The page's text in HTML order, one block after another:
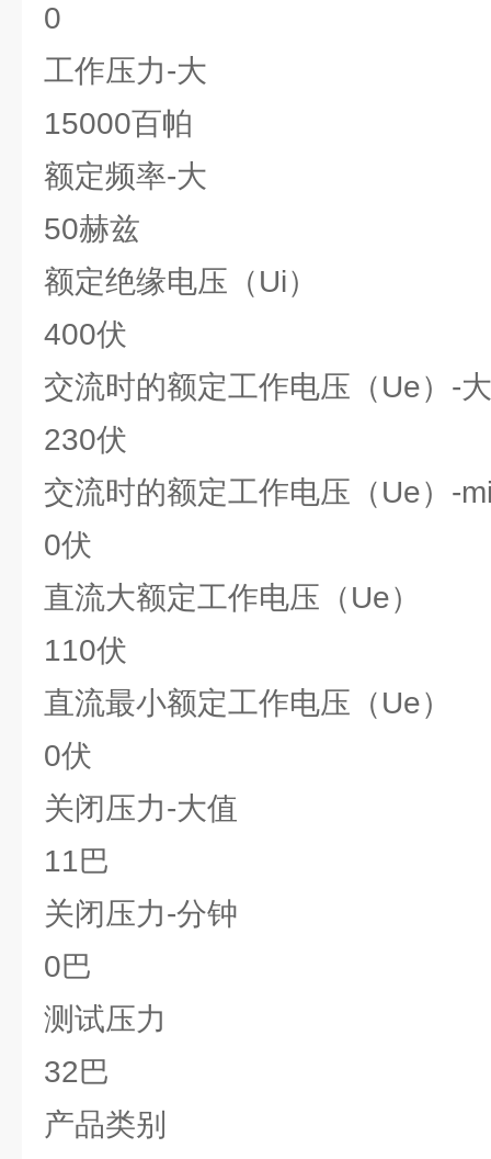
0
工作压力-大
15000百帕
额定频率-大
50赫兹
额定绝缘电压（Ui）
400伏
交流时的额定工作电压（Ue）-
230伏
交流时的额定工作电压（Ue）-
0伏
直流大额定工作电压（Ue）
110伏
直流最小额定工作电压（Ue）
0伏
关闭压力-大值
11巴
关闭压力-分钟
0巴
测试压力
32巴
产品类别